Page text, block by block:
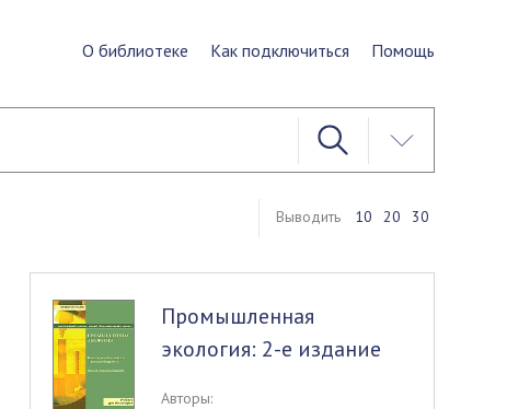
О библиотеке Как подключиться Помощь
Выводить 10 20 30
Промышленная
экология: 2-е издание
Авторы: